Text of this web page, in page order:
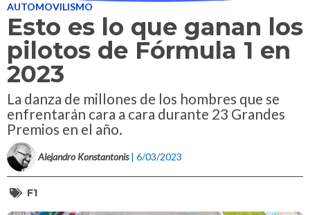
AUTOMOVILISMO
Esto es lo que ganan los
pilotos de Fórmula 1 en
2023
La danza de millones de los hombres que se
enfrentarán cara a cara durante 23 Grandes
Premios en el año.
Alejandro Konstantonis | 6/03/2023
F1